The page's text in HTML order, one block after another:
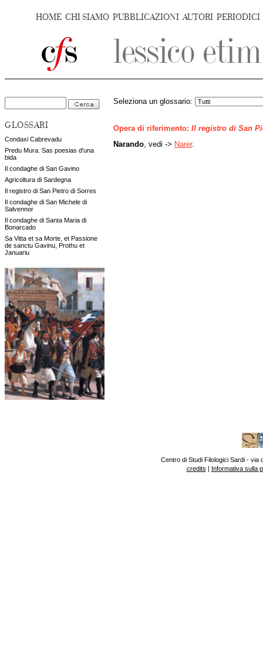
HOME CHI SIAMO PUBBLICAZIONI AUTORI PERIODICI
GLOSSARI
Condaxi Cabrevadu
Predu Mura. Sas poesias d'una
bida
Il condaghe di San Gavino
Agricoltura di Sardegna
Il registro di San Pietro di Sorres
Il condaghe di San Michele di
Salvennor
Il condaghe di Santa Maria di
Bonarcado
Sa Vitta et sa Morte, et Passione
de sanctu Gavinu, Prothu et
Januariu
Seleziona un glossario:
Opera di riferimento: Il registro di San
Narando , vedi -> Narer.
Centro di Studi Filologici Sardi - via
credits | Informativa sulla